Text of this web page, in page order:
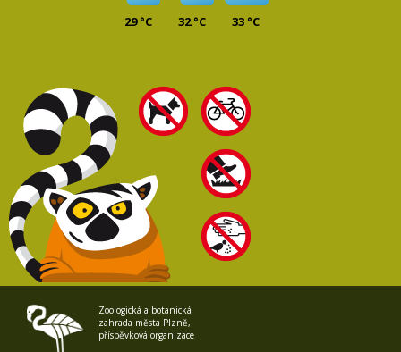
29 °C 32 °C 33 °C
Zoologická a botanická
zahrada města Plzně,
příspěvková organizace